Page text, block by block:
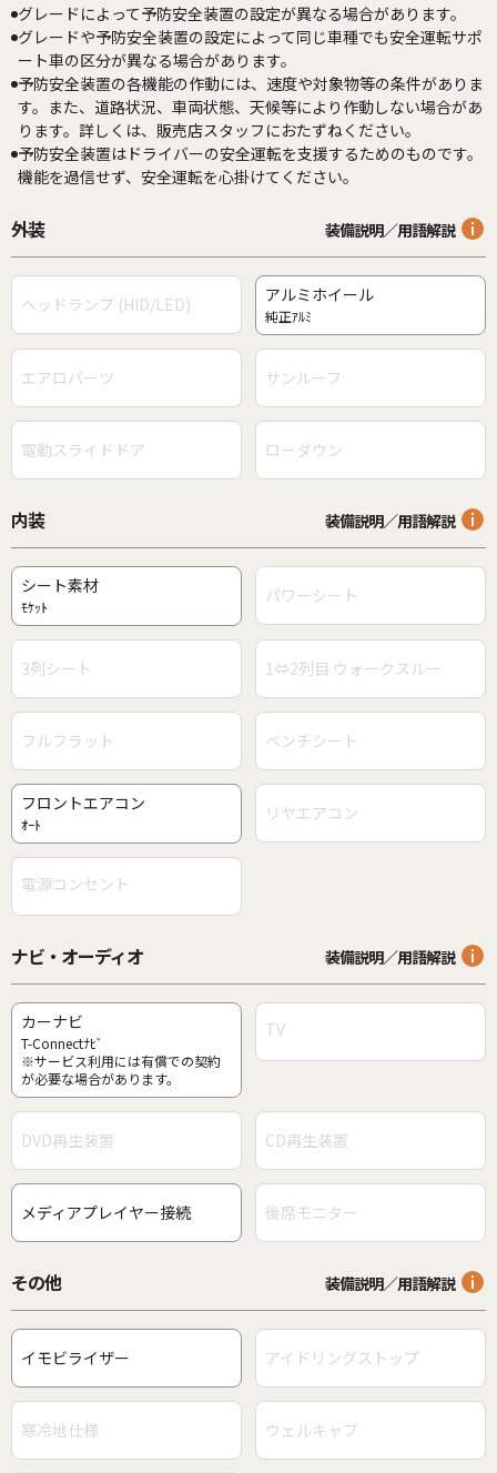
グレードによって予防安全装置の設定が異なる場合があります。
グレードや予防安全装置の設定によって同じ車種でも安全運転サポ
ート車の区分が異なる場合があります。
予防安全装置の各機能の作動には、速度や対象物等の条件がありま
す。また、道路状況、車両状態、天候等により作動しない場合があ
ります。詳しくは、販売店スタッフにおたずねください。
予防安全装置はドライバーの安全運転を支援するためのものです。
機能を過信せず、安全運転を心掛けてください。
外装 装備説明／用語解説
ヘッドランプ (HID/LED) アルミホイール
純正ｱﾙﾐ
エアロパーツ サンルーフ
電動スライドドア ローダウン
内装 装備説明／用語解説
シート素材
ﾓｹｯﾄ パワーシート
3列シート 1⇔2列目 ウォークスルー
フルフラット ベンチシート
フロントエアコン
ｵｰﾄ リヤエアコン
電源コンセント
ナビ・オーディオ 装備説明／用語解説
カーナビ
T-Connectﾅﾋﾞ
※サービス利用には有償での契約
が必要な場合があります。
TV
DVD再生装置 CD再生装置
メディアプレイヤー接続 後席モニター
その他 装備説明／用語解説
イモビライザー アイドリングストップ
寒冷地仕様 ウェルキャブ